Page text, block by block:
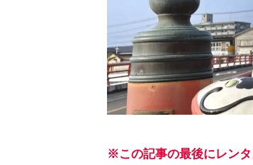
※この記事の最後にレンタ